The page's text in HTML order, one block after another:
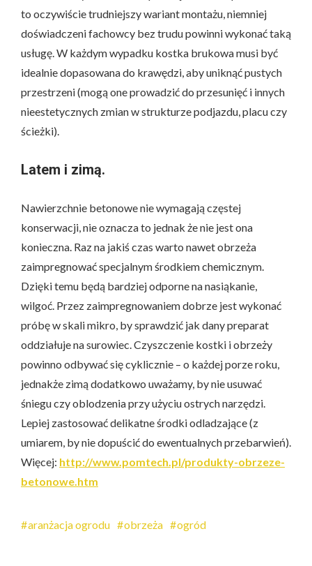
to oczywiście trudniejszy wariant montażu, niemniej
doświadczeni fachowcy bez trudu powinni wykonać taką
usługę. W każdym wypadku kostka brukowa musi być
idealnie dopasowana do krawędzi, aby uniknąć pustych
przestrzeni (mogą one prowadzić do przesunięć i innych
nieestetycznych zmian w strukturze podjazdu, placu czy
ścieżki).
Latem i zimą.
Nawierzchnie betonowe nie wymagają częstej
konserwacji, nie oznacza to jednak że nie jest ona
konieczna. Raz na jakiś czas warto nawet obrzeża
zaimpregnować specjalnym środkiem chemicznym.
Dzięki temu będą bardziej odporne na nasiąkanie,
wilgoć. Przez zaimpregnowaniem dobrze jest wykonać
próbę w skali mikro, by sprawdzić jak dany preparat
oddziałuje na surowiec. Czyszczenie kostki i obrzeży
powinno odbywać się cyklicznie – o każdej porze roku,
jednakże zimą dodatkowo uważamy, by nie usuwać
śniegu czy oblodzenia przy użyciu ostrych narzędzi.
Lepiej zastosować delikatne środki odladzające (z
umiarem, by nie dopuścić do ewentualnych przebarwień).
Więcej: http://www.pomtech.pl/produkty-obrzeze-
betonowe.htm
aranżacja ogrodu obrzeża ogród